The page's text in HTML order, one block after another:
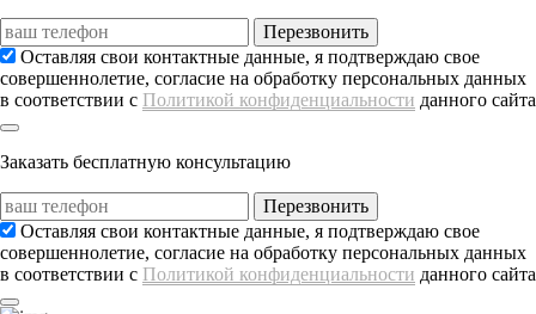
Перезвонить
Оставляя свои контактные данные, я подтверждаю свое
совершеннолетие, согласие на обработку персональных данных
в соответствии с Политикой конфиденциальности данного сайта
Заказать бесплатную консультацию
Перезвонить
Оставляя свои контактные данные, я подтверждаю свое
совершеннолетие, согласие на обработку персональных данных
в соответствии с Политикой конфиденциальности данного сайта